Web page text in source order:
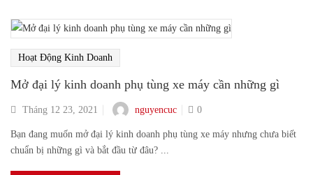
Hoạt Động Kinh Doanh
Mở đại lý kinh doanh phụ tùng xe máy cần những gì
Tháng 12 23, 2021 nguyencuc 0
Bạn đang muốn mở đại lý kinh doanh phụ tùng xe máy nhưng chưa biết
chuẩn bị những gì và bắt đầu từ đâu? ...